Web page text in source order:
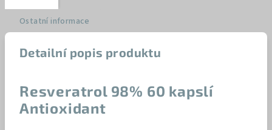
Ostatní informace
Detailní popis produktu
Resveratrol 98% 60 kapslí
Antioxidant